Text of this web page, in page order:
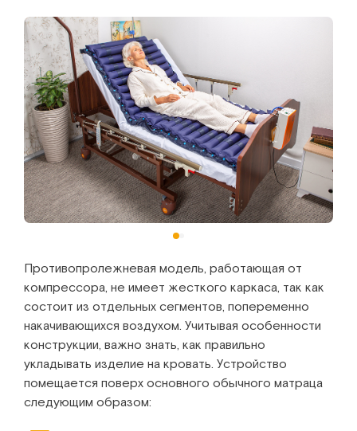
Противопролежневая модель, работающая от
компрессора, не имеет жесткого каркаса, так как
состоит из отдельных сегментов, попеременно
накачивающихся воздухом. Учитывая особенности
конструкции, важно знать, как правильно
укладывать изделие на кровать. Устройство
помещается поверх основного обычного матраца
следующим образом: